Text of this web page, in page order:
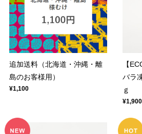
追加送料（北海道・沖縄・離
島のお客様用）
¥1,100
【
バラ
ｇ
¥1,900